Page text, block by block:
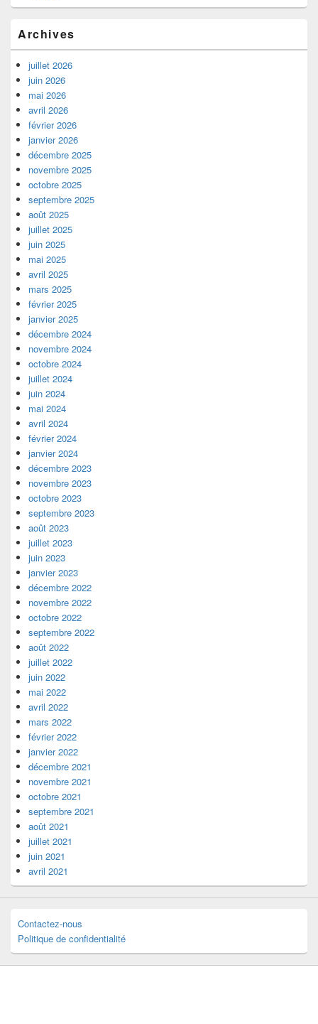
Archives
juillet 2026
juin 2026
mai 2026
avril 2026
février 2026
janvier 2026
décembre 2025
novembre 2025
octobre 2025
septembre 2025
août 2025
juillet 2025
juin 2025
mai 2025
avril 2025
mars 2025
février 2025
janvier 2025
décembre 2024
novembre 2024
octobre 2024
juillet 2024
juin 2024
mai 2024
avril 2024
février 2024
janvier 2024
décembre 2023
novembre 2023
octobre 2023
septembre 2023
août 2023
juillet 2023
juin 2023
janvier 2023
décembre 2022
novembre 2022
octobre 2022
septembre 2022
août 2022
juillet 2022
juin 2022
mai 2022
avril 2022
mars 2022
février 2022
janvier 2022
décembre 2021
novembre 2021
octobre 2021
septembre 2021
août 2021
juillet 2021
juin 2021
avril 2021
Contactez-nous
Politique de confidentialité